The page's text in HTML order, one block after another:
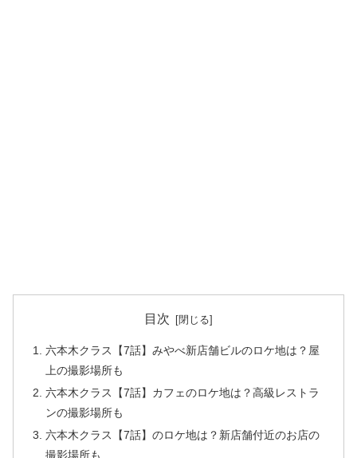
目次
六本木クラス【7話】みやべ新店舗ビルのロケ地は？屋
上の撮影場所も
六本木クラス【7話】カフェのロケ地は？高級レストラ
ンの撮影場所も
六本木クラス【7話】のロケ地は？新店舗付近のお店の
撮影場所も